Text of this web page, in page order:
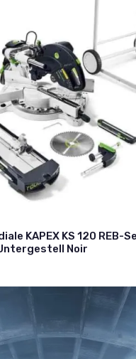
KAPEX KS 120 REB-
Noir